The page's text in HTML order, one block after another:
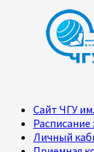
Сайт ЧГУ
Расписание
Личный